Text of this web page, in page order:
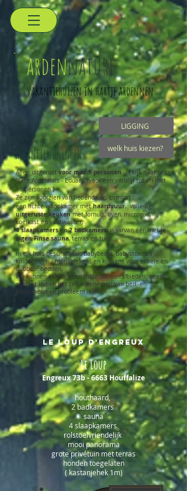
vakantiehuizen in hartje ardennen
ardennature
LIGGING
welk huis kiezen?
VAKANTIEWONINGEN
Allen uitgerust voor max.9 personen (kijk naar onze
"Gîte Ardennais - Eduard" voor een verblijf tot en met
18 personen)
Ze zijn voorzien van hedendaags comfort :
een lichte woonkamer methaardvuur, volledig
uitgeruste keukenmet fornuis, oven, microgolf,
koelkast en vaatwasser,
4 slaapkamersen2 badkamers, waarvan één metje
eigen Finse sauna,terras en tuin .
in elk huis beschikbaar: Babybedje, babystoel en
kinderstoel /(dons)dekens en kussens voor enkele en
dubbele bedden,
Wij kunnen echter geen (hotel)services bieden. neem
contact indien het zelf meenemen van bed -en
badlinnen een probleem is.​
le loup d'Engreux
Le Loup
Engreux 73b - 6663Houffalize
houthaard,
2 badkamers
sauna
4 slaapkamers
rolstoelvriendelijk
mooi panorama
grote privétuin met terras
honden toegelaten
( kastanjehek 1m)